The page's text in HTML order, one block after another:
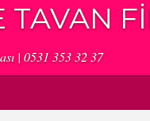
TAVAN
| 0531 353 32 37